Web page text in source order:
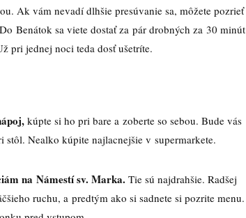
Ak vám nevadí dlhšie presúvanie sa, môžete pozrieť
Benátok sa viete dostať za pár drobných za 30 minút
pri jednej noci teda dosť ušetríte.
kúpte si ho pri bare a zoberte so sebou. Bude vás
stôl. Nealko kúpite najlacnejšie v supermarkete.
na Námestí sv. Marka. Tie sú najdrahšie. Radšej
ruchu, a predtým ako si sadnete si pozrite menu.